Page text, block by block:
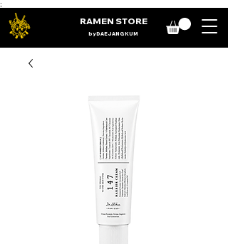
;
RAMEN STORE
by DAE JANG KUM